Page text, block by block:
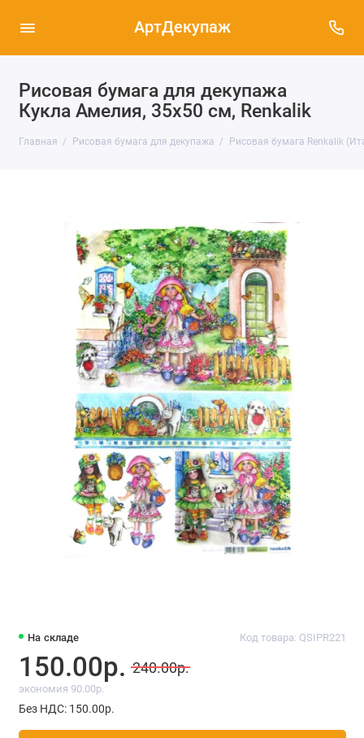
АртДекупаж
Рисовая бумага для декупажа
Кукла Амелия, 35х50 см, Renkalik
Главная Рисовая бумага для декупажа Рисовая бумага Renkalik
На складе Код товара: QSIPR221
150.00р. 240.00р.
экономия 90.00р.
Без НДС: 150.00р.